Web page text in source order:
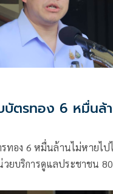
ตรทอง 6 หมื่นล้า
รทอง 6 หมื่นล้านไม่หายไป
ยบริการดูแลประชาชน